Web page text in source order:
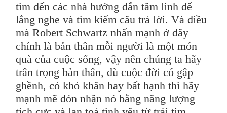
tìm đến các nhà hướng dẫn tâm linh để
lắng nghe và tìm kiếm câu trả lời. Và điều
mà Robert Schwartz nhấn mạnh ở đây
chính là bản thân mỗi người là một món
quà của cuộc sống, vậy nên chúng ta hãy
trân trọng bản thân, dù cuộc đời có gập
ghềnh, có khó khăn hay bất hạnh thì hãy
mạnh mẽ đón nhận nó bằng năng lượng